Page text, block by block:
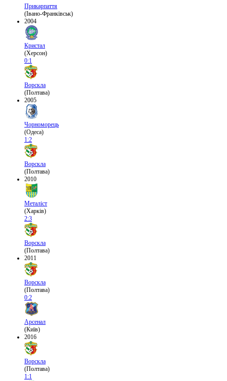
Прикарпаття
(Івано-Франківськ)
2004
Кристал
(Херсон)
0:1
Ворскла
(Полтава)
2005
Чорноморець
(Одеса)
1:2
Ворскла
(Полтава)
2010
Металіст
(Харків)
2:3
Ворскла
(Полтава)
2011
Ворскла
(Полтава)
0:2
Арсенал
(Київ)
2016
Ворскла
(Полтава)
1:1